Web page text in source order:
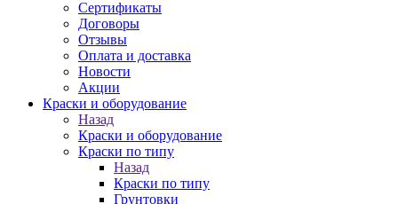
Сертификаты
Договоры
Отзывы
Оплата и доставка
Новости
Акции
Краски и оборудование
Назад
Краски и оборудование
Краски по типу
Назад
Краски по типу
Грунтовки